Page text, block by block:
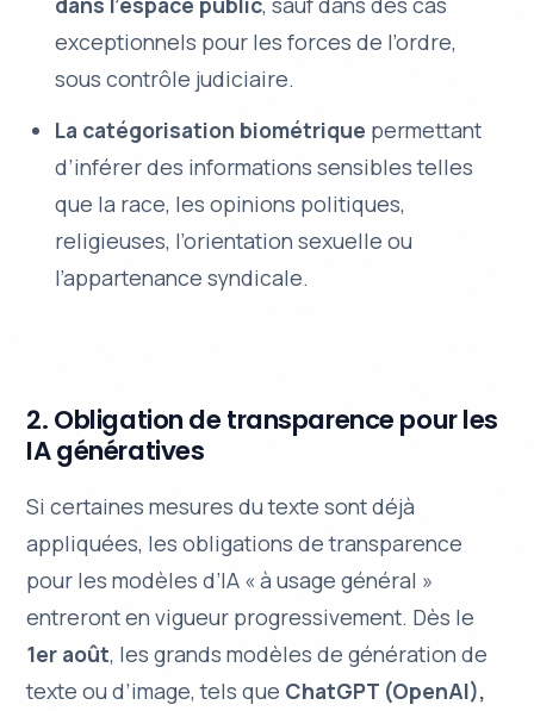
exceptionnels pour les forces de l’ordre,
sous contrôle judiciaire.
La catégorisation biométrique permettant
d’inférer des informations sensibles telles
que la race, les opinions politiques,
religieuses, l’orientation sexuelle ou
l’appartenance syndicale.
2. Obligation de transparence pour les
IA génératives
Si certaines mesures du texte sont déjà
appliquées, les obligations de transparence
pour les modèles d’IA « à usage général »
entreront en vigueur progressivement. Dès le
1er août, les grands modèles de génération de
texte ou d’image, tels que ChatGPT (OpenAI),